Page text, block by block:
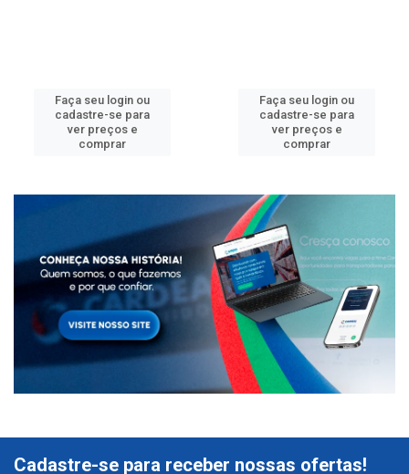
Faça seu login ou
cadastre-se para
ver preços e
comprar
Faça seu login ou
cadastre-se para
ver preços e
comprar
Cadastre-se para receber nossas ofertas!